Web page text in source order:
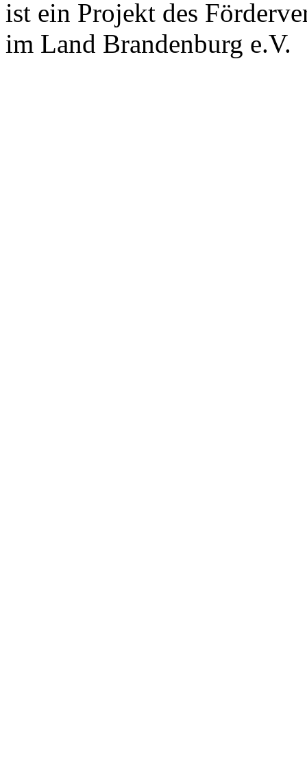
ist ein Projekt des
im Land Brandenburg e.V.